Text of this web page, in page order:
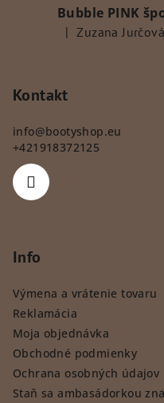
Bubble PINK
Hodnotenie
| Zuzana Jurčová
Kontakt
info@bootyshop.eu
+421918372125
Info
Výmena a vrátenie tovaru
Reklamácia
Moja objednávka
Obchodné podmienky
Ochrana osobných údajov
Staň sa ambasádorkou